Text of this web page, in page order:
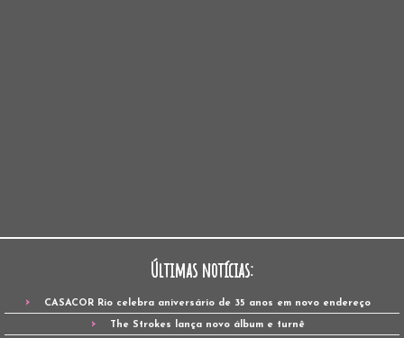
Últimas notícias:
CASACOR Rio celebra aniversário de 35 anos em novo endereço
The Strokes lança novo álbum e turnê